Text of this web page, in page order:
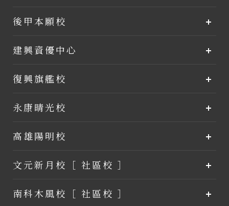
後甲本願校
建興資優中心
復興旗艦校
永康晴光校
高雄陽明校
文元新月校［ 社區校 ］
南科木風校［ 社區校 ］